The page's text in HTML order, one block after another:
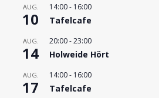
AUG.
10
14:00- 16:00
Tafelcafe
AUG.
14
20:00-23:00
Holweide Hört
AUG.
17
14:00- 16:00
Tafelcafe